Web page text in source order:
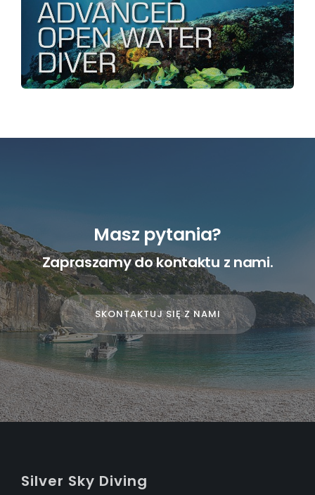
Masz pytania?
Zapraszamy do kontaktu z nami.
SKONTAKTUJ SIĘ Z NAMI
Silver Sky Diving